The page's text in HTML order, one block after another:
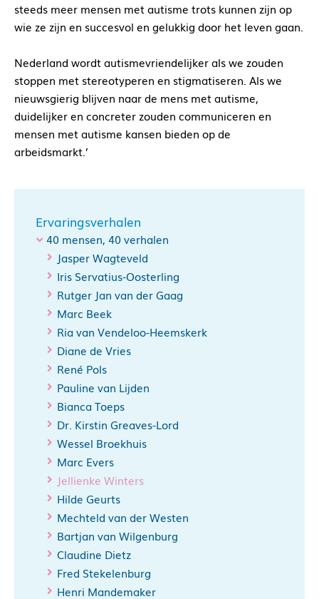
steeds meer mensen met autisme trots kunnen zijn op
wie ze zijn en succesvol en gelukkig door het leven gaan.
Nederland wordt autismevriendelijker als we zouden
stoppen met stereotyperen en stigmatiseren. Als we
nieuwsgierig blijven naar de mens met autisme,
duidelijker en concreter zouden communiceren en
mensen met autisme kansen bieden op de
arbeidsmarkt.’
Ervaringsverhalen
40 mensen, 40 verhalen
Jasper Wagteveld
Iris Servatius-Oosterling
Rutger Jan van der Gaag
Marc Beek
Ria van Vendeloo-Heemskerk
Diane de Vries
René Pols
Pauline van Lijden
Bianca Toeps
Dr. Kirstin Greaves-Lord
Wessel Broekhuis
Marc Evers
Jellienke Winters
Hilde Geurts
Mechteld van der Westen
Bartjan van Wilgenburg
Claudine Dietz
Fred Stekelenburg
Henri Mandemaker